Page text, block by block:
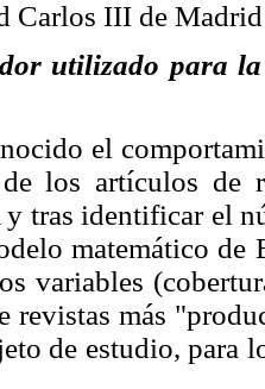
Carlos III de
utilizado para
el
los artículos de
tras identificar el
matemático de
variables
revistas más
de estudio, para